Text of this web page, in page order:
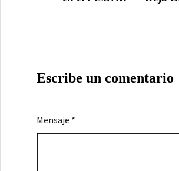
DE
Escribe un comentario
Mensaje *